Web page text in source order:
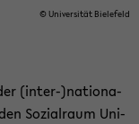
© Uni­ver­si­tät Bie­le­feld
(inter-​)na­tio­na­
So­zi­al­raum Uni­